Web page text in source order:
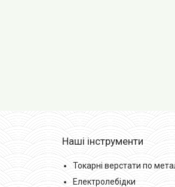
Наші інструменти
Токарні верстати по
Електролебідки